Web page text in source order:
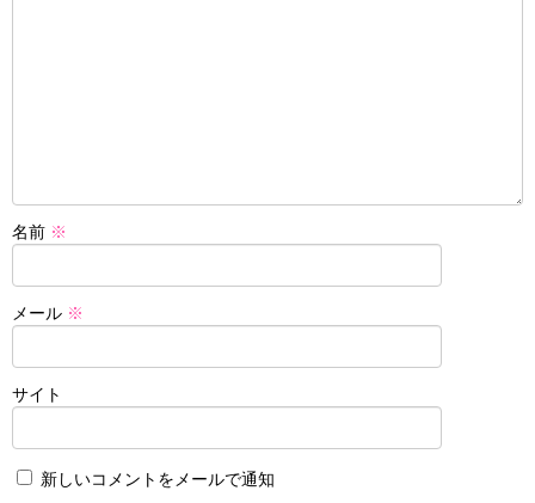
名前 ※
メール ※
サイト
新しいコメントをメールで通知